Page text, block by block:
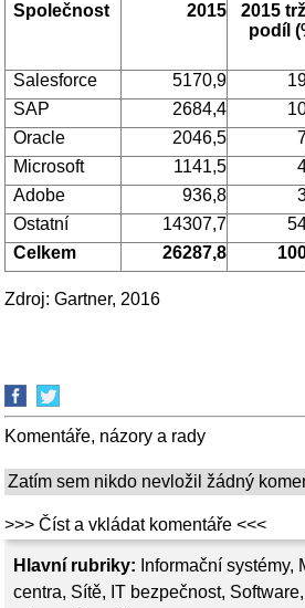
Hlavní rubriky: Informační systémy,
centra, Sítě, IT bezpečnost, Software,
Společnost 2015 2015
podíl
Salesforce 5170,9
SAP
2684,4
Oracle
2046,5
Microsoft
1141,5
Adobe
936,8
Ostatní
14307,7
Celkem
26287,8
Zdroj: Gartner, 2016
Komentáře, názory a rady
Zatím sem nikdo nevložil žádný
>>> Číst a vkládat komentáře <<<